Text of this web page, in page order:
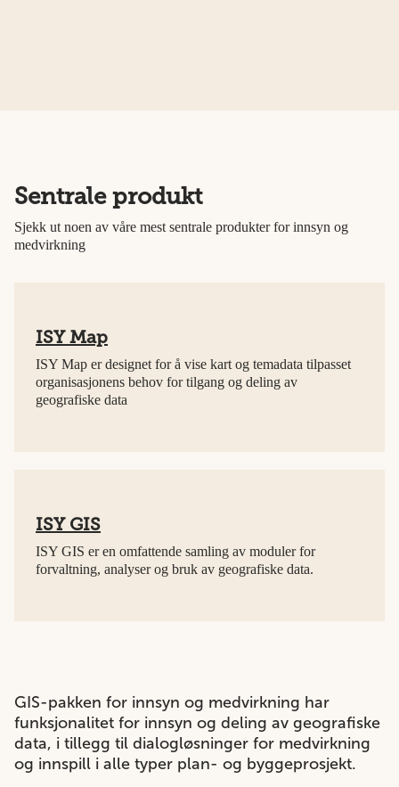
Sentrale produkt
Sjekk ut noen av våre mest sentrale produkter for innsyn og
medvirkning
ISY Map
ISY Map er designet for å vise kart og temadata tilpasset
organisasjonens behov for tilgang og deling av
geografiske data
ISY GIS
ISY GIS er en omfattende samling av moduler for
forvaltning, analyser og bruk av geografiske data.
GIS-pakken for innsyn og medvirkning har
funksjonalitet for innsyn og deling av geografiske
data, i tillegg til dialogløsninger for medvirkning
og innspill i alle typer plan- og byggeprosjekt.